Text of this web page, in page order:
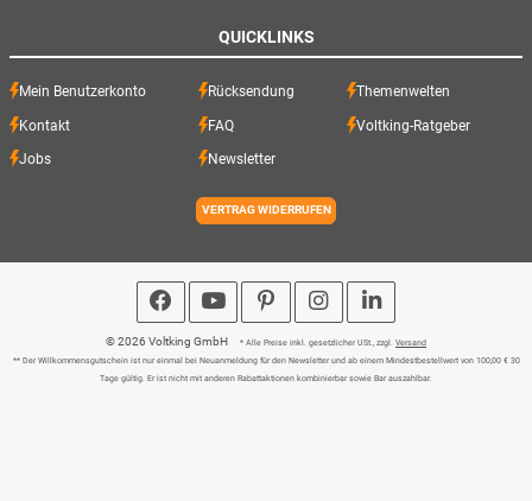
QUICKLINKS
Mein Benutzerkonto Rücksendung Themenwelten
Kontakt FAQ Voltking-Ratgeber
Jobs Newsletter
VERTRAG WIDERRUFEN
© 2026 Voltking GmbH * Alle Preise inkl. gesetzlicher USt., zzgl. Versand
** Der Willkommensgutschein ist nur einmal bei Neuanmeldung für den Newsletter und ab einem Mindestbestellwert von 100,00 € 30
Tage gültig. Er ist nicht mit anderen Rabattaktionen kombinierbar sowie Bar auszahlbar.